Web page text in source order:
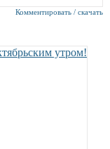
Комментировать / скачать